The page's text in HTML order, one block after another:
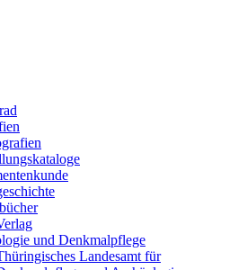
und Denkmalpflege
Landesamt für